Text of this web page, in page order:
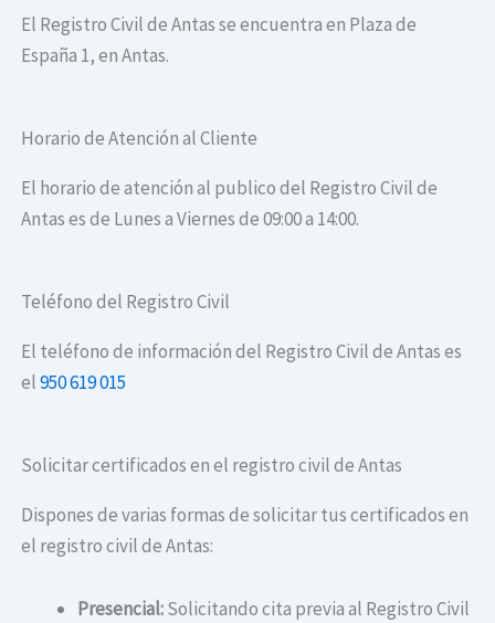
El Registro Civil de Antas se encuentra en Plaza de
España 1, en Antas.
Horario de Atención al Cliente
El horario de atención al publico del Registro Civil de
Antas es de Lunes a Viernes de 09:00 a 14:00.
Teléfono del Registro Civil
El teléfono de información del Registro Civil de Antas es
el950 619 015
Solicitar certificados en el registro civil de Antas
Dispones de varias formas de solicitar tus certificados en
el registro civil de Antas:
Presencial:Solicitando cita previa al Registro Civil